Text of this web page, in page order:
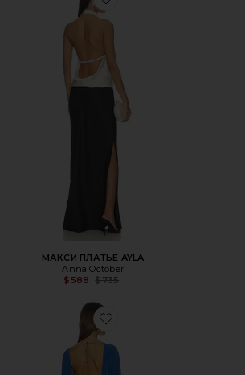
Favorite МАКСИ ПЛАТЬЕ AYLA
МАКСИ ПЛАТЬЕ AYLA
Anna October
$588
Previous price:
$735
Favorite МАКСИ ПЛАТЬЕ JANNA